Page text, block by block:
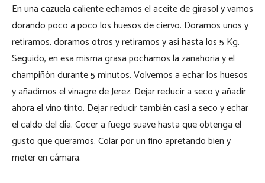
En una cazuela caliente echamos el aceite de girasol y vamos
dorando poco a poco los huesos de ciervo. Doramos unos y
retiramos, doramos otros y retiramos y así hasta los 5 Kg.
Seguido, en esa misma grasa pochamos la zanahoria y el
champiñón durante 5 minutos. Volvemos a echar los huesos
y añadimos el vinagre de Jerez. Dejar reducir a seco y añadir
ahora el vino tinto. Dejar reducir también casi a seco y echar
el caldo del día. Cocer a fuego suave hasta que obtenga el
gusto que queramos. Colar por un fino apretando bien y
meter en cámara.